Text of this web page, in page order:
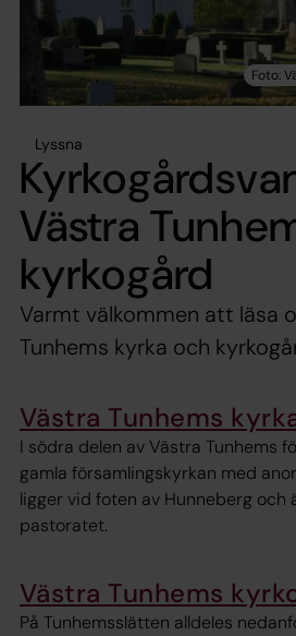
Lyssna
Västra
kyrkogård
Varmt välkommen att läsa
Tunhems kyrka och
Västra Tunhems
I södra delen av Västra Tunhems
gamla församlingskyrkan med
ligger vid foten av Hunneberg och
pastoratet.
Västra Tunhems
På Tunhemsslätten alldeles